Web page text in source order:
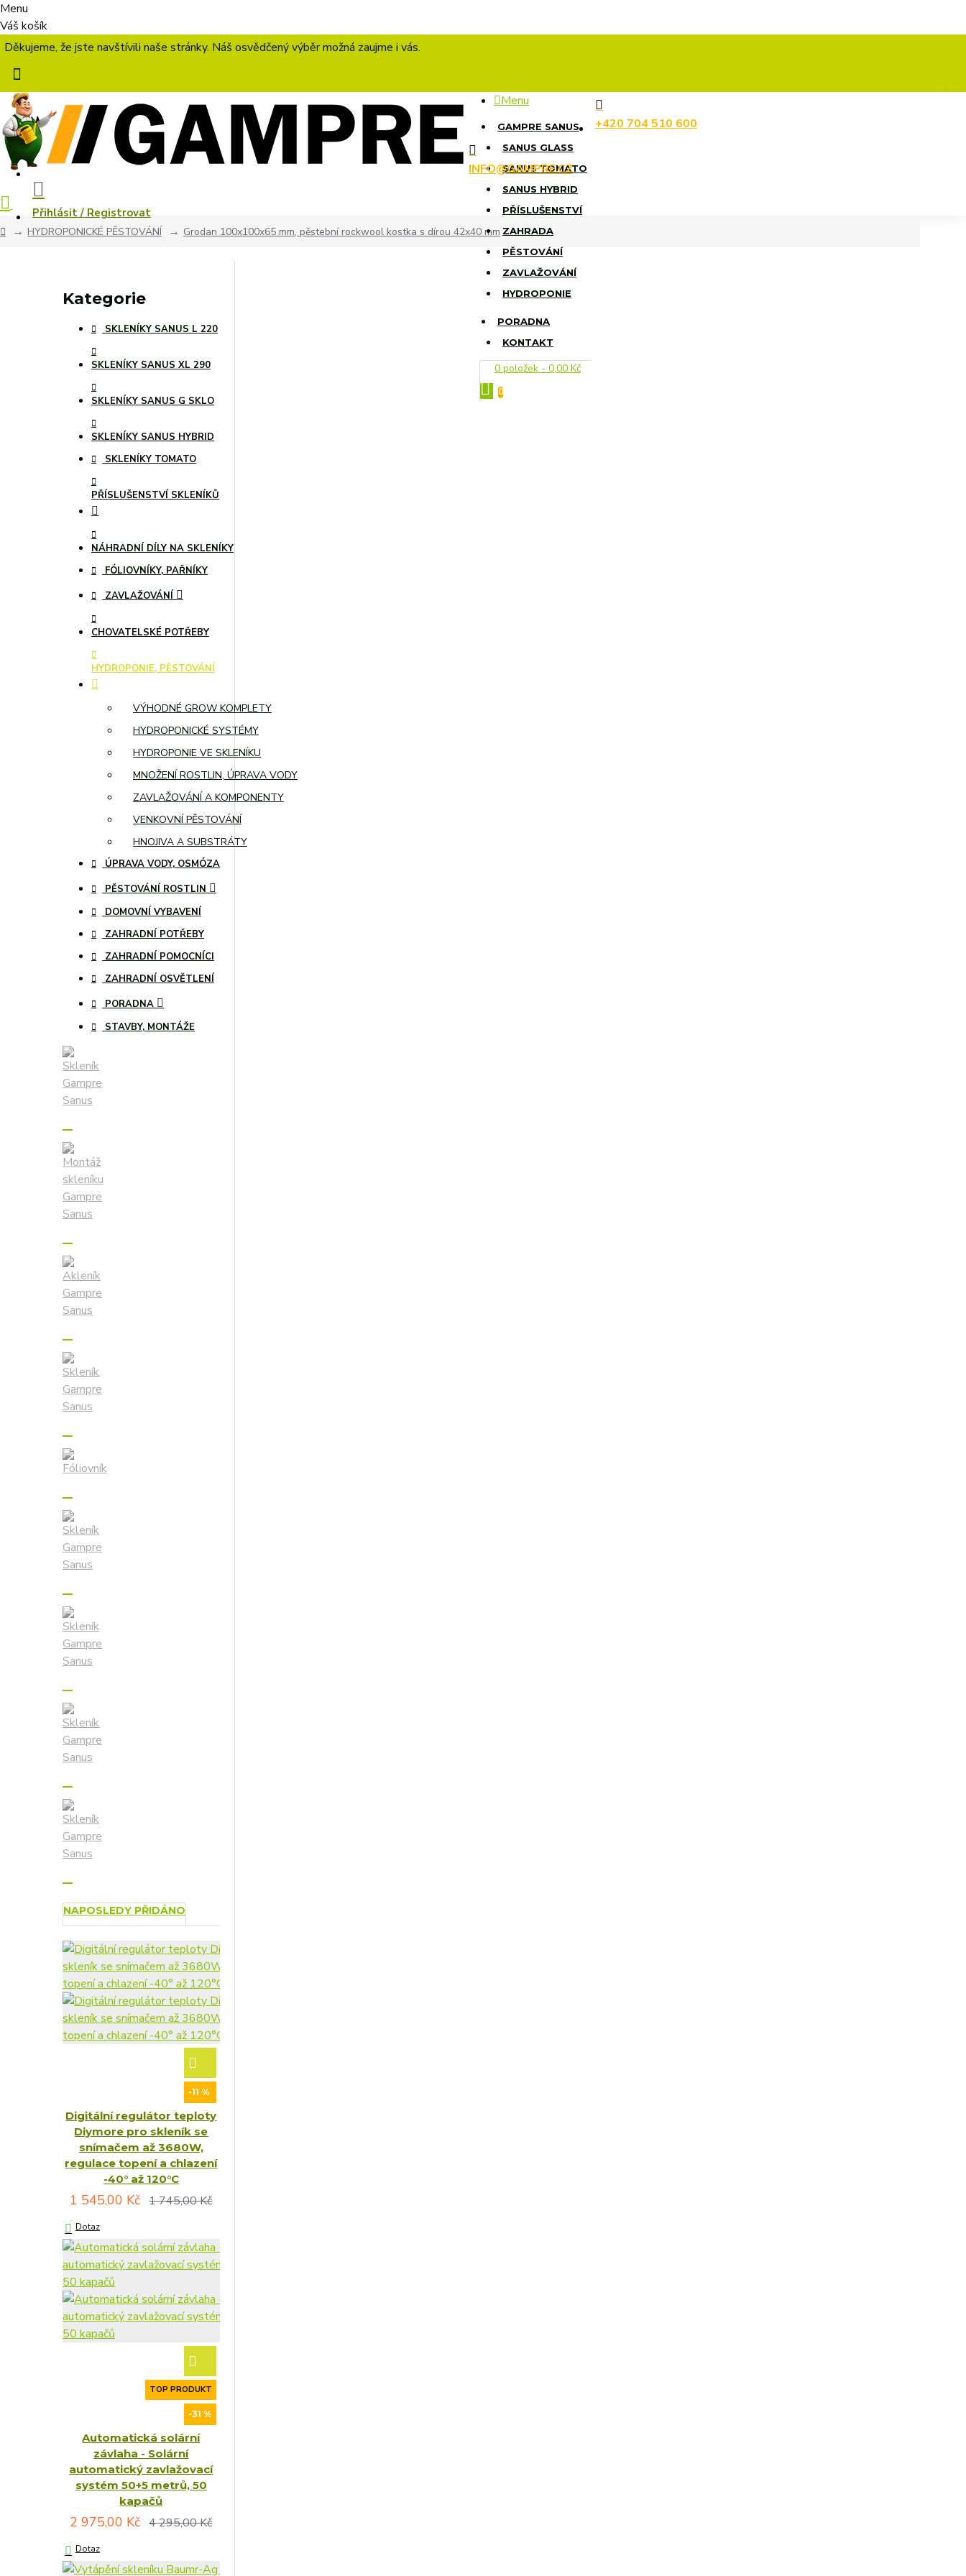
Menu
Váš košík
Děkujeme, že jste navštívili naše stránky. Náš osvědčený výběr možná zaujme i vás.
Přihlásit / Registrovat
Menu
GAMPRE SANUS
SANUS GLASS
SANUS TOMATO
SANUS HYBRID
PŘÍSLUŠENSTVÍ
ZAHRADA
PĚSTOVÁNÍ
ZAVLAŽOVÁNÍ
HYDROPONIE
PORADNA
KONTAKT
0 položek - 0,00 Kč
0
+420 704 510 600
INFO@GAMPRE.CZ
HYDROPONICKÉ PĚSTOVÁNÍ Grodan 100x100x65 mm, pěstební rockwool kostka s dírou 42x40 mm
Kategorie
SKLENÍKY SANUS L 220
SKLENÍKY SANUS XL 290
SKLENÍKY SANUS G SKLO
SKLENÍKY SANUS HYBRID
SKLENÍKY TOMATO
PŘÍSLUŠENSTVÍ SKLENÍKŮ
NÁHRADNÍ DÍLY NA SKLENÍKY
FÓLIOVNÍKY, PAŘNÍKY
ZAVLAŽOVÁNÍ
CHOVATELSKÉ POTŘEBY
HYDROPONIE, PĚSTOVÁNÍ
VÝHODNÉ GROW KOMPLETY
HYDROPONICKÉ SYSTÉMY
HYDROPONIE VE SKLENÍKU
MNOŽENÍ ROSTLIN, ÚPRAVA VODY
ZAVLAŽOVÁNÍ A KOMPONENTY
VENKOVNÍ PĚSTOVÁNÍ
HNOJIVA A SUBSTRÁTY
ÚPRAVA VODY, OSMÓZA
PĚSTOVÁNÍ ROSTLIN
DOMOVNÍ VYBAVENÍ
ZAHRADNÍ POTŘEBY
ZAHRADNÍ POMOCNÍCI
ZAHRADNÍ OSVĚTLENÍ
PORADNA
STAVBY, MONTÁŽE
NAPOSLEDY PŘIDÁNO
-11 %
Digitální regulátor teploty
Diymore pro skleník se
snímačem až 3680W,
regulace topení a chlazení
-40° až 120°C
1 545,00 Kč 1 745,00 Kč
Dotaz
TOP PRODUKT
-31 %
Automatická solární
závlaha - Solární
automatický zavlažovací
systém 50+5 metrů, 50
kapačů
2 975,00 Kč 4 295,00 Kč
Dotaz